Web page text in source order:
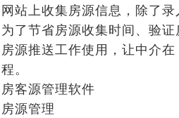
网站上收集房源信息，除了
为了节省房源收集时间、验
房源推送工作使用，让中介
程。
房客源管理软件
房源管理